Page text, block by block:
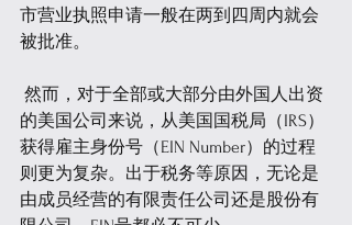
市营业执照申请一般在两到四周内就会
被批准。
然而，对于全部或大部分由外国人出资
的美国公司来说，从美国国税局（IRS）
获得雇主身份号（EIN Number）的过程
则更为复杂。出于税务等原因，无论是
由成员经营的有限责任公司还是股份有